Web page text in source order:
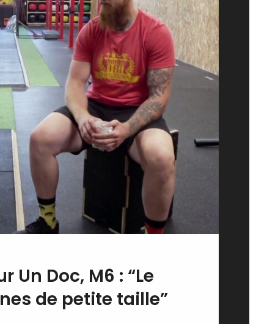
Un Doc, M6 : “Le
de petite taille”